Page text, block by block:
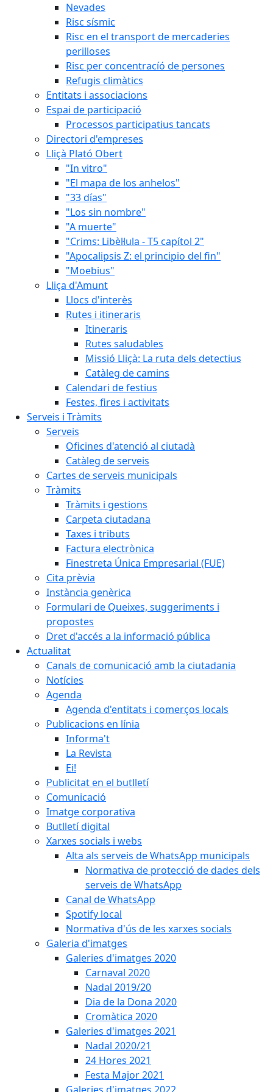
Nevades
Risc sísmic
Risc en el transport de mercaderies
perilloses
Risc per concentracíó de persones
Refugis climàtics
Entitats i associacions
Espai de participació
Processos participatius tancats
Directori d'empreses
Lliçà Plató Obert
"In vitro"
"El mapa de los anhelos"
"33 días"
"Los sin nombre"
"A muerte"
"Crims: Libèl·lula - T5 capítol 2"
"Apocalipsis Z: el principio del fin"
"Moebius"
Lliça d'Amunt
Llocs d'interès
Rutes i itineraris
Itineraris
Rutes saludables
Missió Lliçà: La ruta dels detectius
Catàleg de camins
Calendari de festius
Festes, fires i activitats
Serveis i Tràmits
Serveis
Oficines d'atenció al ciutadà
Catàleg de serveis
Cartes de serveis municipals
Tràmits
Tràmits i gestions
Carpeta ciutadana
Taxes i tributs
Factura electrònica
Finestreta Única Empresarial (FUE)
Cita prèvia
Instància genèrica
Formulari de Queixes, suggeriments i
propostes
Dret d'accés a la informació pública
Actualitat
Canals de comunicació amb la ciutadania
Notícies
Agenda
Agenda d'entitats i comerços locals
Publicacions en línia
Informa't
La Revista
Ei!
Publicitat en el butlletí
Comunicació
Imatge corporativa
Butlletí digital
Xarxes socials i webs
Alta als serveis de WhatsApp municipals
Normativa de protecció de dades dels
serveis de WhatsApp
Canal de WhatsApp
Spotify local
Normativa d'ús de les xarxes socials
Galeria d'imatges
Galeries d'imatges 2020
Carnaval 2020
Nadal 2019/20
Dia de la Dona 2020
Cromàtica 2020
Galeries d'imatges 2021
Nadal 2020/21
24 Hores 2021
Festa Major 2021